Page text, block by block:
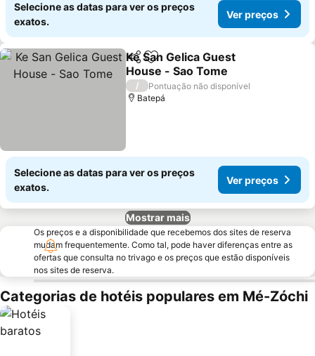
Selecione as datas para ver os preços
exatos.
Ver preços
PartilharAdicionar aos favoritos
Ke San Gelica Guest
House - Sao Tome
/
Pontuação não disponível
Batepá
Selecione as datas para ver os preços
exatos.
Ver preços
Mostrar mais
Os preços e a disponibilidade que recebemos dos sites de reserva
mudam frequentemente. Como tal, pode haver diferenças entre as
ofertas que consulta no trivago e os preços que estão disponíveis
nos sites de reserva.
Categorias de hotéis populares em Mé-Zóchi